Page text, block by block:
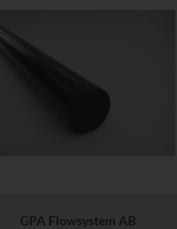
GPA Flowsystem AB